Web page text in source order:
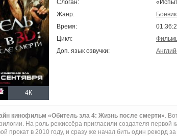
4К
Слоган:
Жанр:
Время:
Цикл:
Доп. язык озвучки:
кинофильм «Обитель зла 4: Жизнь после смерти».
На роль режиссёра пригласили создателя
прокат в 2010 году, и сразу же начал бить один рекорд